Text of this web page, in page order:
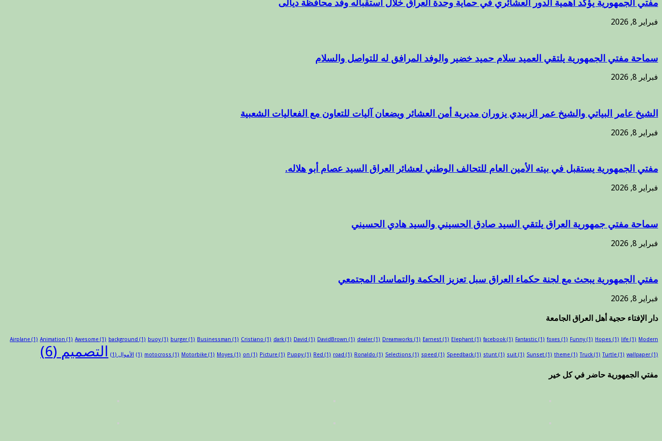
مفتي الجمهورية يؤكد أهمية الدور العشائري في حماية وحدة العراق خلال استقباله وفد محافظة ديالى
فبراير 8, 2026
سماحة مفتي الجمهورية يلتقي العميد سلام حميد خضير والوفد المرافق له للتواصل والسلام
فبراير 8, 2026
الشيخ عامر البياتي والشيخ عمر الزبيدي يزوران مديرية أمن العشائر ويضعان آليات للتعاون مع الفعاليات الشعبية
فبراير 8, 2026
مفتي الجمهورية يستقبل في بيته الأمين العام للتحالف الوطني لعشائر العراق السيد عصام أبو هلاله.
فبراير 8, 2026
سماحة مفتي جمهورية العراق يلتقي السيد صادق الحسيني والسيد هادي الحسيني
فبراير 8, 2026
مفتي الجمهورية يبحث مع لجنة حكماء العراق سبل تعزيز الحكمة والتماسك المجتمعي
فبراير 8, 2026
دار الإفتاء حجية أهل العراق الجامعة
Airplane (1) Animation (1) Awesome (1) background (1) buoy (1) burger (1) Businessman (1) Cristiano (1) dark (1) David (1) DavidBrown (1) dealer (1) Dreamworks (1) Earnest (1) Elephant (1) facebook (1) Fantastic (1) foxes (1) Funny (1) Hopes (1) life (1) Modern
(1) motocross (1) Motorbike (1) Moyes (1) on (1) Picture (1) Puppy (1) Red (1) road (1) Ronaldo (1) Selections (1) speed (1) Speedback (1) stunt (1) suit (1) Sunset (1) theme (1) Truck (1) Turtle (1) wallpaper (1) الأموال (1) التصميم (6)
مفتي الجمهورية حاضر في كل خير